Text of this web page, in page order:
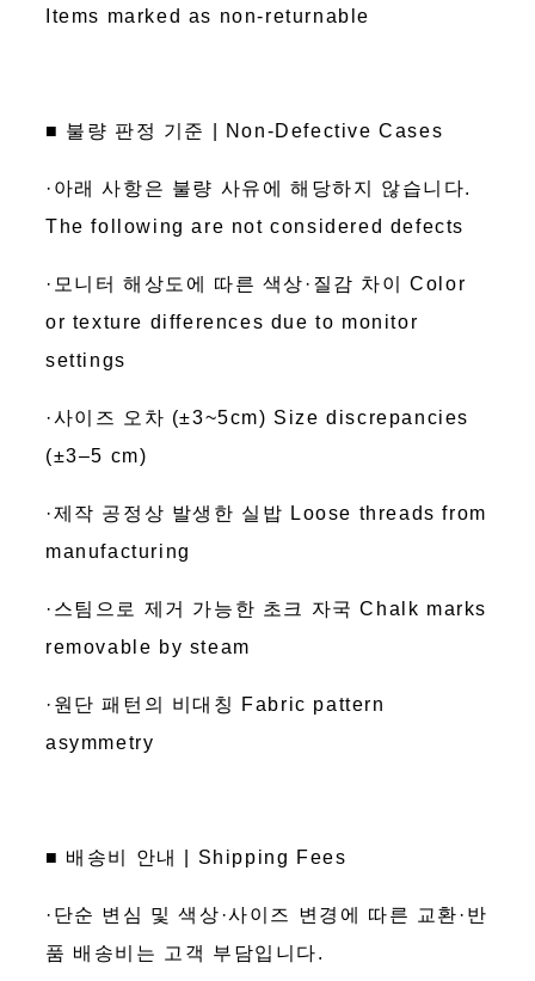
Items marked as non-returnable
■ 불량 판정 기준 | Non-Defective Cases
·아래 사항은 불량 사유에 해당하지 않습니다.
The following are not considered defects
·모니터 해상도에 따른 색상·질감 차이 Color
or texture differences due to monitor
settings
·사이즈 오차 (±3~5cm) Size discrepancies
(±3–5 cm)
·제작 공정상 발생한 실밥 Loose threads from
manufacturing
·스팀으로 제거 가능한 초크 자국 Chalk marks
removable by steam
·원단 패턴의 비대칭 Fabric pattern
asymmetry
■ 배송비 안내 | Shipping Fees
·단순 변심 및 색상·사이즈 변경에 따른 교환·반
품 배송비는 고객 부담입니다.